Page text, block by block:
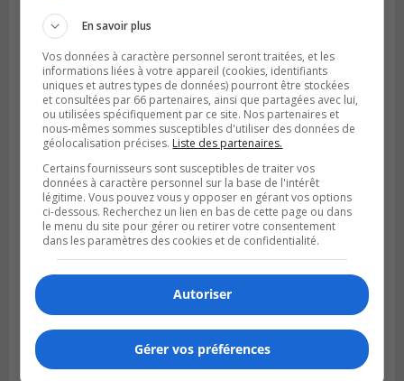
La grenade du camping du lac Cristal était
inoffensive
En savoir plus
Vos données à caractère personnel seront traitées, et les
informations liées à votre appareil (cookies, identifiants
uniques et autres types de données) pourront être stockées
et consultées par 66 partenaires, ainsi que partagées avec lui,
ou utilisées spécifiquement par ce site. Nos partenaires et
nous-mêmes sommes susceptibles d'utiliser des données de
géolocalisation précises. Liste des partenaires.
Certains fournisseurs sont susceptibles de traiter vos
données à caractère personnel sur la base de l'intérêt
légitime. Vous pouvez vous y opposer en gérant vos options
ci-dessous. Recherchez un lien en bas de cette page ou dans
le menu du site pour gérer ou retirer votre consentement
dans les paramètres des cookies et de confidentialité.
Autoriser
Gérer vos préférences